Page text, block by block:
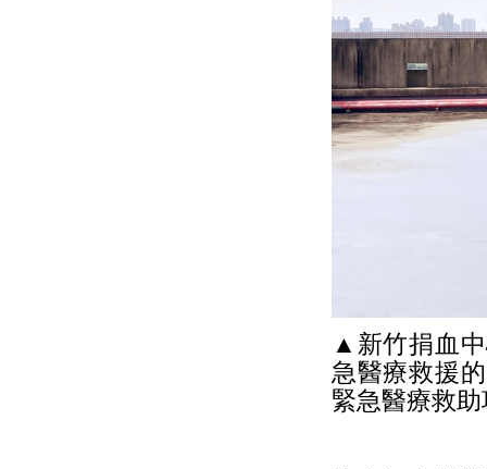
▲新竹捐血
急醫療救援
緊急醫療救